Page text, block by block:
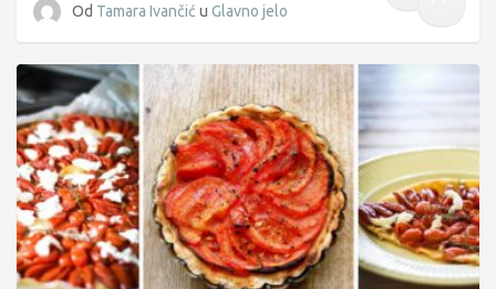
Od Tamara Ivančić u Glavno jelo